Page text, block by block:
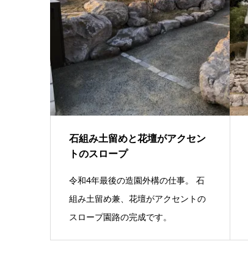
石組み土留めと花壇がアクセン
トのスロープ
令和4年最後の造園外構の仕事。 石
組み土留め兼、花壇がアクセントの
スロープ園路の完成です。